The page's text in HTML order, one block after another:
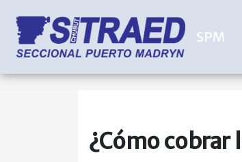
SPM
¿Cómo cobrar